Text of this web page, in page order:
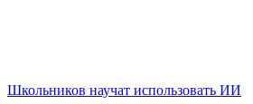
Школьников научат использовать ИИ